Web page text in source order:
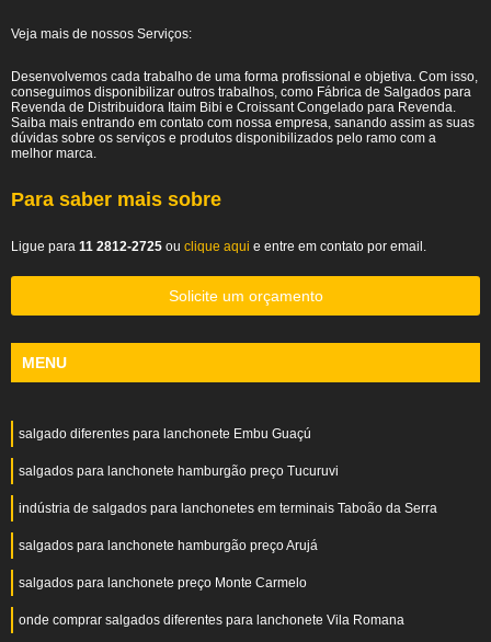
Veja mais de nossos Serviços:
Desenvolvemos cada trabalho de uma forma profissional e objetiva. Com isso,
conseguimos disponibilizar outros trabalhos, como Fábrica de Salgados para
Revenda de Distribuidora Itaim Bibi e Croissant Congelado para Revenda.
Saiba mais entrando em contato com nossa empresa, sanando assim as suas
dúvidas sobre os serviços e produtos disponibilizados pelo ramo com a
melhor marca.
Para saber mais sobre
Ligue para 11 2812-2725 ou clique aqui e entre em contato por email.
Solicite um orçamento
MENU
salgado diferentes para lanchonete Embu Guaçú
salgados para lanchonete hamburgão preço Tucuruvi
indústria de salgados para lanchonetes em terminais Taboão da Serra
salgados para lanchonete hamburgão preço Arujá
salgados para lanchonete preço Monte Carmelo
onde comprar salgados diferentes para lanchonete Vila Romana